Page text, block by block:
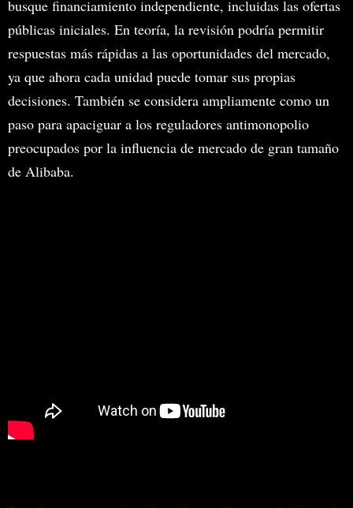
busque financiamiento independiente, incluidas las ofertas
públicas iniciales. En teoría, la revisión podría permitir
respuestas más rápidas a las oportunidades del mercado,
ya que ahora cada unidad puede tomar sus propias
decisiones. También se considera ampliamente como un
paso para apaciguar a los reguladores antimonopolio
preocupados por la influencia de mercado de gran tamaño
de Alibaba.